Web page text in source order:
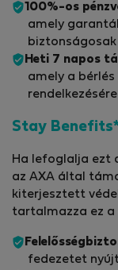
100%-os
amely
Heti 7 napos
amely a
rendelkezésére
Stay
Ha lefoglalja ezt
az AXA által
kiterjesztett
tartalmazza ez a
fedezetet